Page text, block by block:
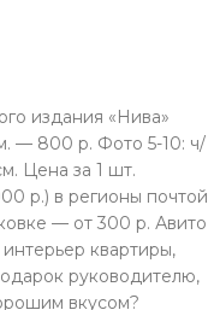
издания «Нива»
— 800 р. Фото 5-10: ч/
Цена за 1 шт.
р.) в регионы почтой
— от 300 р. Авито
квартиры,
руководителю,
вкусом?